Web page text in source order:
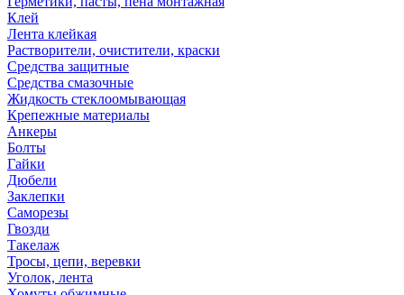
Клей
Лента клейкая
Растворители, очистители, краски
Средства защитные
Средства смазочные
Жидкость стеклоомывающая
Крепежные материалы
Анкеры
Болты
Гайки
Дюбели
Заклепки
Саморезы
Гвозди
Такелаж
Тросы, цепи, веревки
Уголок, лента